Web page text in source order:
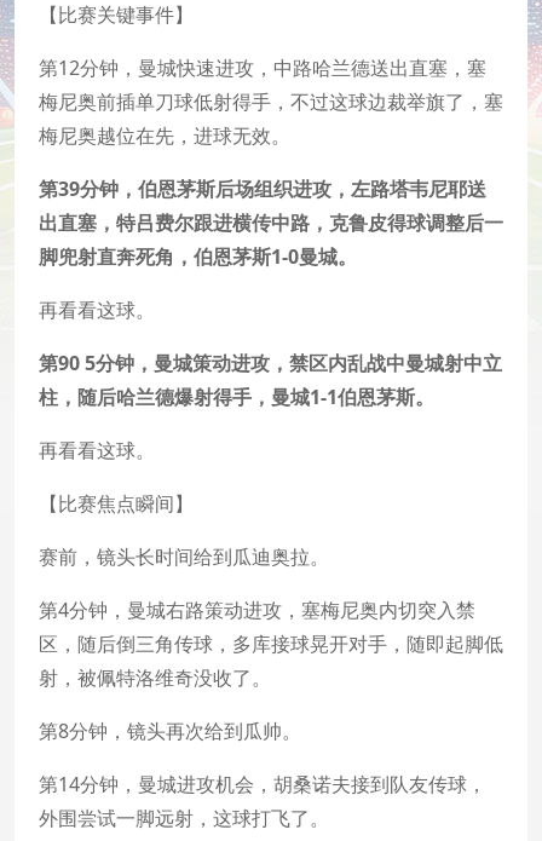
【比赛关键事件】
第12分钟，曼城快速进攻，中路哈兰德送出直塞，塞
梅尼奥前插单刀球低射得手，不过这球边裁举旗了，塞
梅尼奥越位在先，进球无效。
第39分钟，伯恩茅斯后场组织进攻，左路塔韦尼耶送
出直塞，特吕费尔跟进横传中路，克鲁皮得球调整后一
脚兜射直奔死角，伯恩茅斯1-0曼城。
再看看这球。
第90 5分钟，曼城策动进攻，禁区内乱战中曼城射中立
柱，随后哈兰德爆射得手，曼城1-1伯恩茅斯。
再看看这球。
【比赛焦点瞬间】
赛前，镜头长时间给到瓜迪奥拉。
第4分钟，曼城右路策动进攻，塞梅尼奥内切突入禁
区，随后倒三角传球，多库接球晃开对手，随即起脚低
射，被佩特洛维奇没收了。
第8分钟，镜头再次给到瓜帅。
第14分钟，曼城进攻机会，胡桑诺夫接到队友传球，
外围尝试一脚远射，这球打飞了。